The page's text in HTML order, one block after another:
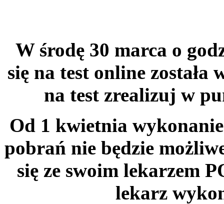
W środę 30 marca o
się na test online została
na test zrealizuj w
Od 1 kwietnia
pobrań nie będzie
się ze swoim lekarzem
lekarz